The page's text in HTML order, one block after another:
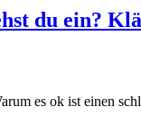
du ein?